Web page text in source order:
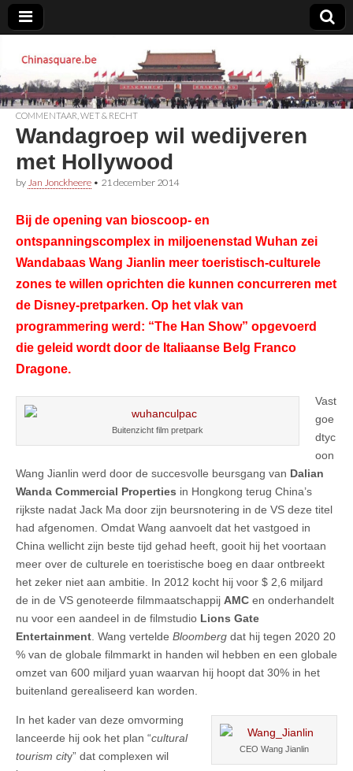
Chinasquare.be
COMMENTAAR WET & RECHT
Wandagroep wil wedijveren
met Hollywood
by Jan Jonckheere • 21 december 2014
Bij de opening van bioscoop- en
ontspanningscomplex in miljoenenstad Wuhan zei
Wandabaas Wang Jianlin meer toeristisch-culturele
zones te willen oprichten die kunnen concurreren met
de Disney-pretparken. Op het vlak van
programmering werd: “The Han Show” opgevoerd
die geleid wordt door de Italiaanse Belg Franco
Dragone.
Buitenzicht film pretpark
Vast
goe
dtyc
oon
Wang Jianlin werd door de succesvolle beursgang van Dalian
Wanda Commercial Properties in Hongkong terug China’s
rijkste nadat Jack Ma door zijn beursnotering in de VS deze titel
had afgenomen. Omdat Wang aanvoelt dat het vastgoed in
China wellicht zijn beste tijd gehad heeft, gooit hij het voortaan
meer over de culturele en toeristische boeg en daar ontbreekt
het zeker niet aan ambitie. In 2012 kocht hij voor $ 2,6 miljard
de in de VS genoteerde filmmaatschappij AMC en onderhandelt
nu voor een aandeel in de filmstudio Lions Gate
Entertainment. Wang vertelde Bloomberg dat hij tegen 2020 20
% van de globale filmmarkt in handen wil hebben en een globale
omzet van 600 miljard yuan waarvan hij hoopt dat 30% in het
buitenland gerealiseerd kan worden.
CEO Wang Jianlin
In het kader van deze omvorming
lanceerde hij ook het plan “cultural
tourism city” dat complexen wil